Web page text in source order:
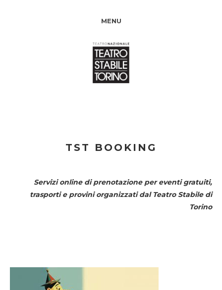
MENU
TST BOOKING
Servizi online di prenotazione per eventi gratuiti,
trasporti e provini organizzati dal Teatro Stabile di
Torino